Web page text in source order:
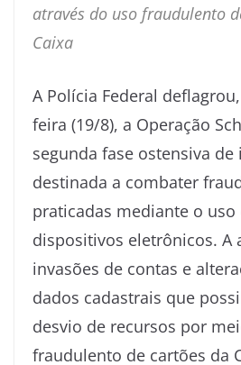
através do uso fraudulento
Caixa
A Polícia Federal
feira (19/8), a Operação
segunda fase ostensiva de
destinada a combater
praticadas mediante o uso
dispositivos eletrônicos. A
invasões de contas e
dados cadastrais que
desvio de recursos por
fraudulento de cartões da